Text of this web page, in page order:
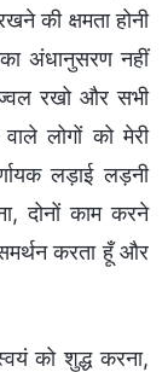
की क्षमता होनी
अंधानुसरण नहीं
रखो और सभी
लोगों को मेरी
लड़ाई लड़नी
दोनों काम करने
करता हूँ और
को शुद्ध करना,